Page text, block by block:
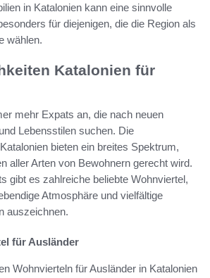
in Katalonien kann eine sinnvolle
für diejenigen, die die Region als
wählen.
Katalonien für
mehr Expats an, die nach neuen
Lebensstilen suchen. Die
bieten ein breites Spektrum,
aller Arten von Bewohnern gerecht wird.
gibt es zahlreiche beliebte Wohnviertel,
Atmosphäre und vielfältige
auszeichnen.
für Ausländer
Wohnvierteln für Ausländer in Katalonien